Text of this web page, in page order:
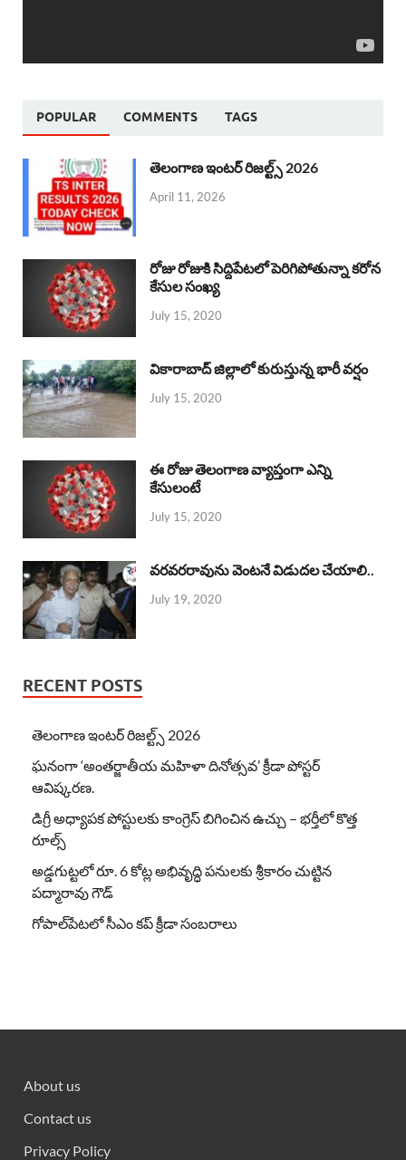
POPULAR COMMENTS TAGS
తెలంగాణ ఇంటర్ రిజల్ట్స్ 2026
April 11, 2026
రోజు రోజుకి సిద్దిపేటలో పెరిగిపోతున్నా కరోన
కేసుల సంఖ్య
July 15, 2020
వికారాబాద్ జిల్లాలో కురుస్తున్న భారీ వర్షం
July 15, 2020
ఈ రోజు తెలంగాణ వ్యాప్తంగా ఎన్ని
కేసులంటే
July 15, 2020
వరవరరావును వెంటనే విడుదల చేయాలి..
July 19, 2020
RECENT POSTS
తెలంగాణ ఇంటర్ రిజల్ట్స్ 2026
ఘనంగా ‘అంతర్జాతీయ మహిళా దినోత్సవ’ క్రీడా పోస్టర్
ఆవిష్కరణ.
డిగ్రీ అధ్యాపక పోస్టులకు కాంగ్రెస్ బిగించిన ఉచ్చు – భర్తీలో కొత్త
రూల్స్
అడ్డగుట్టలో రూ. 6 కోట్ల అభివృద్ధి పనులకు శ్రీకారం చుట్టిన
పద్మారావు గౌడ్
గోపాల్‌పేటలో సీఎం కప్ క్రీడా సంబరాలు
About us
Contact us
Privacy Policy